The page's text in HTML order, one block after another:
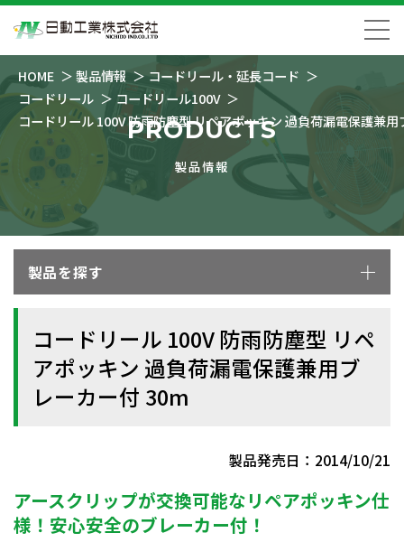
HOME 製品情報
コードリール・延長コード
コードリール
コードリール100V
コードリール 100V 防雨防塵型 リペアポッキン 過負荷漏電保護兼
PRODUCTS
製品情報
製品を探す
コードリール 100V 防雨防塵型 リペ
アポッキン 過負荷漏電保護兼用ブ
レーカー付 30m
製品発売日：2014/10/21
アースクリップが交換可能なリペアポッキン仕
様！安心安全のブレーカー付！